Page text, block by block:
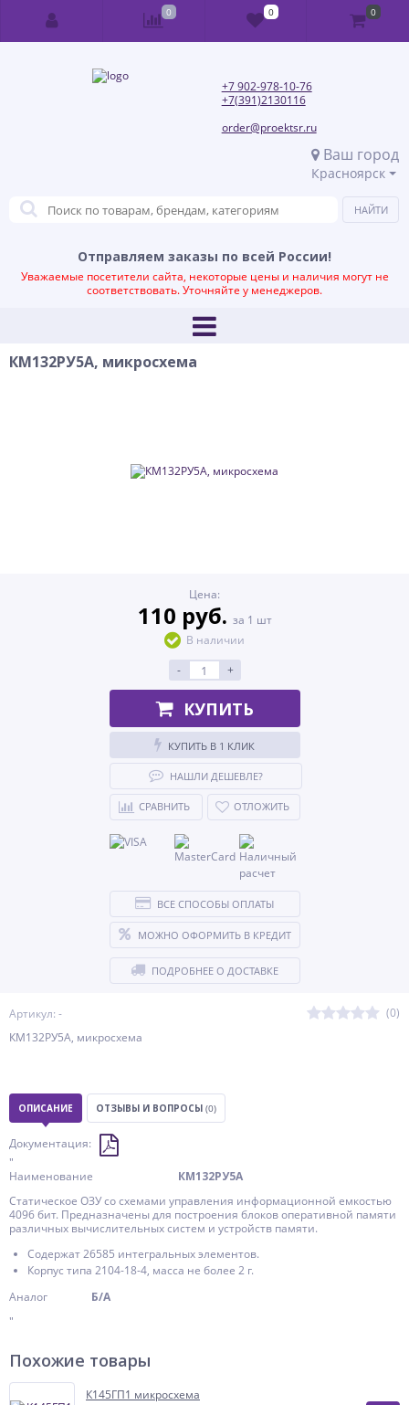
+7 902-978-10-76
+7(391)2130116
order@proektsr.ru
Ваш город
Красноярск
Отправляем заказы по всей России!
Уважаемые посетители сайта, некоторые цены и наличия могут не
соответствовать. Уточняйте у менеджеров.
КМ132РУ5А, микросхема
Артикул: -
(0)
КМ132РУ5А, микросхема
Цена:
110 руб. за 1 шт
В наличии
-
+
КУПИТЬ
КУПИТЬ В 1 КЛИК
НАШЛИ ДЕШЕВЛЕ?
СРАВНИТЬ ОТЛОЖИТЬ
ВСЕ СПОСОБЫ ОПЛАТЫ
МОЖНО ОФОРМИТЬ В КРЕДИТ
ПОДРОБНЕЕ О ДОСТАВКЕ
ОПИСАНИЕ ОТЗЫВЫ И ВОПРОСЫ (0)
Документация:
"
Наименование КМ132РУ5А
Статическое ОЗУ со схемами управления информационной емкостью
4096 бит. Предназначены для построения блоков оперативной памяти
различных вычислительных систем и устройств памяти.
Содержат 26585 интегральных элементов.
Корпус типа 2104-18-4, масса не более 2 г.
Аналог Б/А
"
Похожие товары
К145ГП1 микросхема
0 0 0